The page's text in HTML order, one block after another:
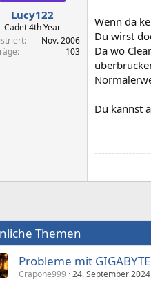
Lucy122
Cadet 4th Year
Nov. 2006
103
Wenn da
Du wirst
Da wo
Du kannst
Themen
Probleme mit
Crapone999 24. September 2024